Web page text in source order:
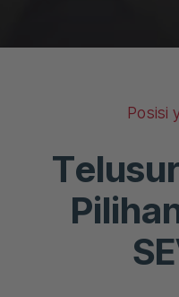
Posisi